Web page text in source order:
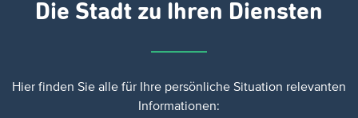
Die Stadt zu Ihren Diensten
Hier finden Sie alle für Ihre persönliche Situation relevanten
Informationen: